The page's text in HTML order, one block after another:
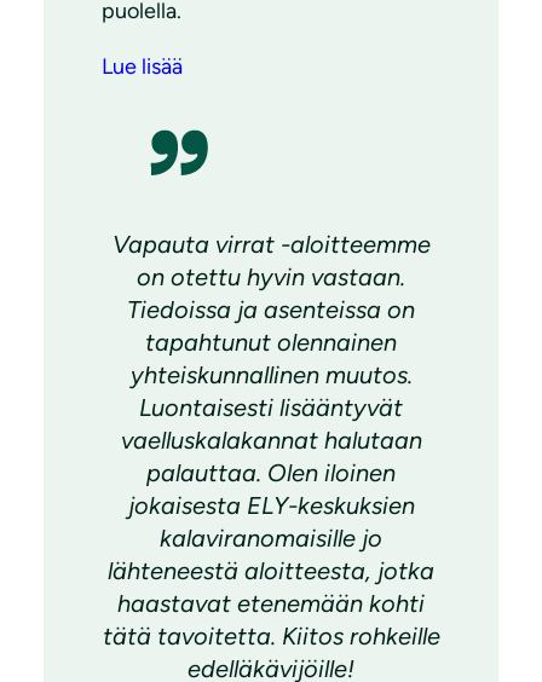
puolella.
Lue lisää
Vapauta virrat -aloitteemme
on otettu hyvin vastaan.
Tiedoissa ja asenteissa on
tapahtunut olennainen
yhteiskunnallinen muutos.
Luontaisesti lisääntyvät
vaelluskalakannat halutaan
palauttaa. Olen iloinen
jokaisesta ELY-keskuksien
kalaviranomaisille jo
lähteneestä aloitteesta, jotka
haastavat etenemään kohti
tätä tavoitetta. Kiitos rohkeille
edelläkävijöille!